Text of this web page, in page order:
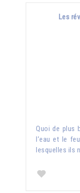
Les
Quoi de plus
l’eau et le
lesquelles ils